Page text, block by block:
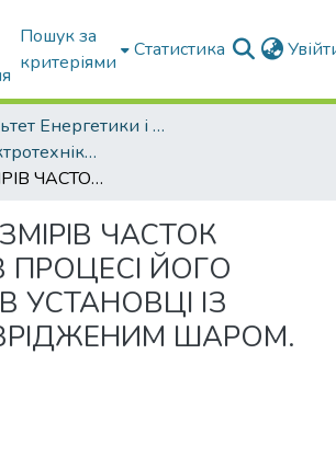
Пошук за
критеріями
Статистика
Факультет Енергетики і комп'ютерних технологій
Кафедра Електротехніки і електромеханіки ім. проф. В.В. Овчарова
ЗМІНА РОЗМІРІВ ЧАСТОК КАЗЕЇНУ В ПРОЦЕСІ ЙОГО СУШІННЯ В УСТАНОВЦІ ІЗ ПСЕВДО ЗРІДЖЕНИМ ШАРОМ.
ЧАСТОК
ПРОЦЕСІ ЙОГО
УСТАНОВЦІ ІЗ
ШАРОМ.